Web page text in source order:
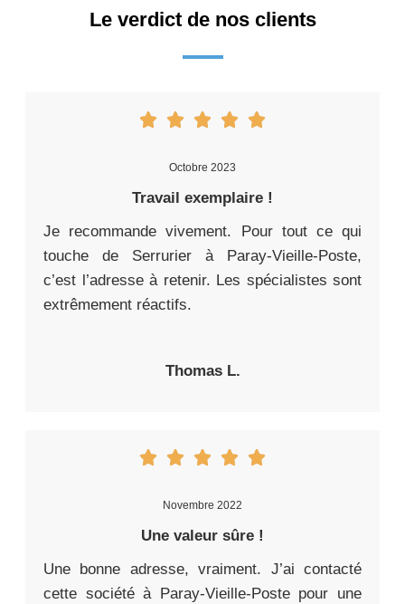
Le verdict de nos clients
Octobre 2023
Travail exemplaire !
Je recommande vivement. Pour tout ce qui
touche de Serrurier à Paray-Vieille-Poste,
c’est l’adresse à retenir. Les spécialistes sont
extrêmement réactifs.
Thomas L.
Novembre 2022
Une valeur sûre !
Une bonne adresse, vraiment. J’ai contacté
cette société à Paray-Vieille-Poste pour une